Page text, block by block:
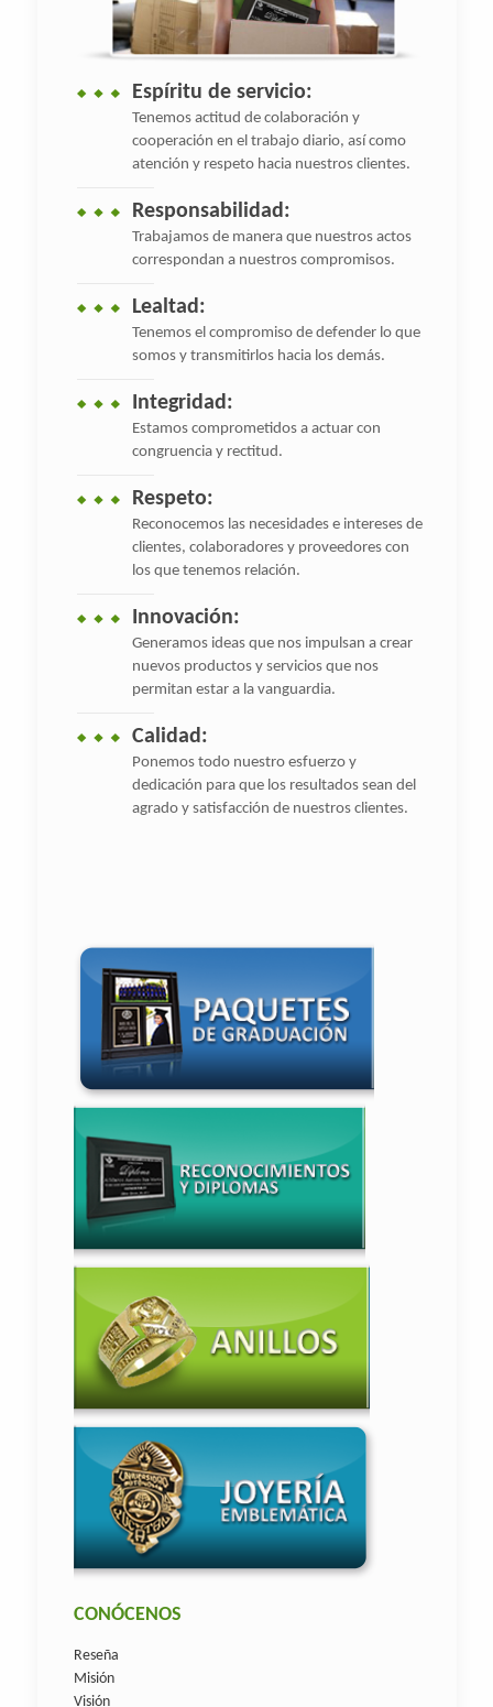
Espíritu de servicio:
Tenemos actitud de colaboración y
cooperación en el trabajo diario, así como
atención y respeto hacia nuestros clientes.
Responsabilidad:
Trabajamos de manera que nuestros actos
correspondan a nuestros compromisos.
Lealtad:
Tenemos el compromiso de defender lo que
somos y transmitirlos hacia los demás.
Integridad:
Estamos comprometidos a actuar con
congruencia y rectitud.
Respeto:
Reconocemos las necesidades e intereses de
clientes, colaboradores y proveedores con
los que tenemos relación.
Innovación:
Generamos ideas que nos impulsan a crear
nuevos productos y servicios que nos
permitan estar a la vanguardia.
Calidad:
Ponemos todo nuestro esfuerzo y
dedicación para que los resultados sean del
agrado y satisfacción de nuestros clientes.
CONÓCENOS
Reseña
Misión
Visión